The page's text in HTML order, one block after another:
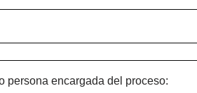
persona encargada del proceso: